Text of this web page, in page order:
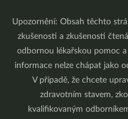
Upozornění: Obsah těchto
zkušenosti a zkušenosti
odbornou lékařskou pomoc
informace nelze chápat jako
V případě, že chcete
zdravotním stavem,
kvalifikovaným